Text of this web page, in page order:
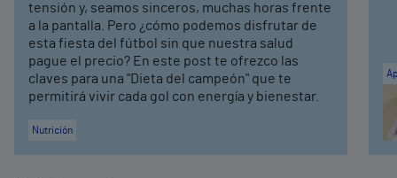
tensión y, seamos sinceros, muchas horas frente
a la pantalla. Pero ¿cómo podemos disfrutar de
esta fiesta del fútbol sin que nuestra salud
pague el precio? En este post te ofrezco las
claves para una "Dieta del campeón" que te
permitirá vivir cada gol con energía y bienestar.
Nutrición